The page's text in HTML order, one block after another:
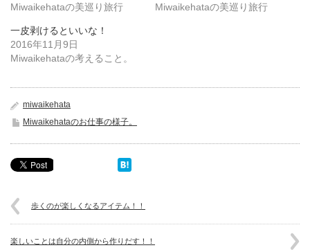
Miwaikehataの美巡り旅行
Miwaikehataの美巡り旅行
一皮剥けるといいな！
2016年11月9日
Miwaikehataの考えること。
miwaikehata
Miwaikehataのお仕事の様子。
歩くのが楽しくなるアイテム！！
楽しいことは自分の内側から作りだす！！